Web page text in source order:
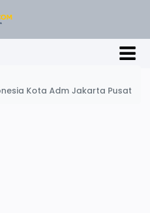
Kota Adm Jakarta Pusat